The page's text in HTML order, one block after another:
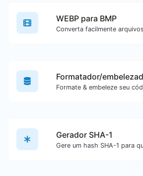
WEBP para BMP
Gerador SHA-1